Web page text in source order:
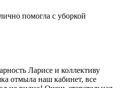
помогла с уборкой
Ларисе и коллективу
отмыла наш кабинет, все